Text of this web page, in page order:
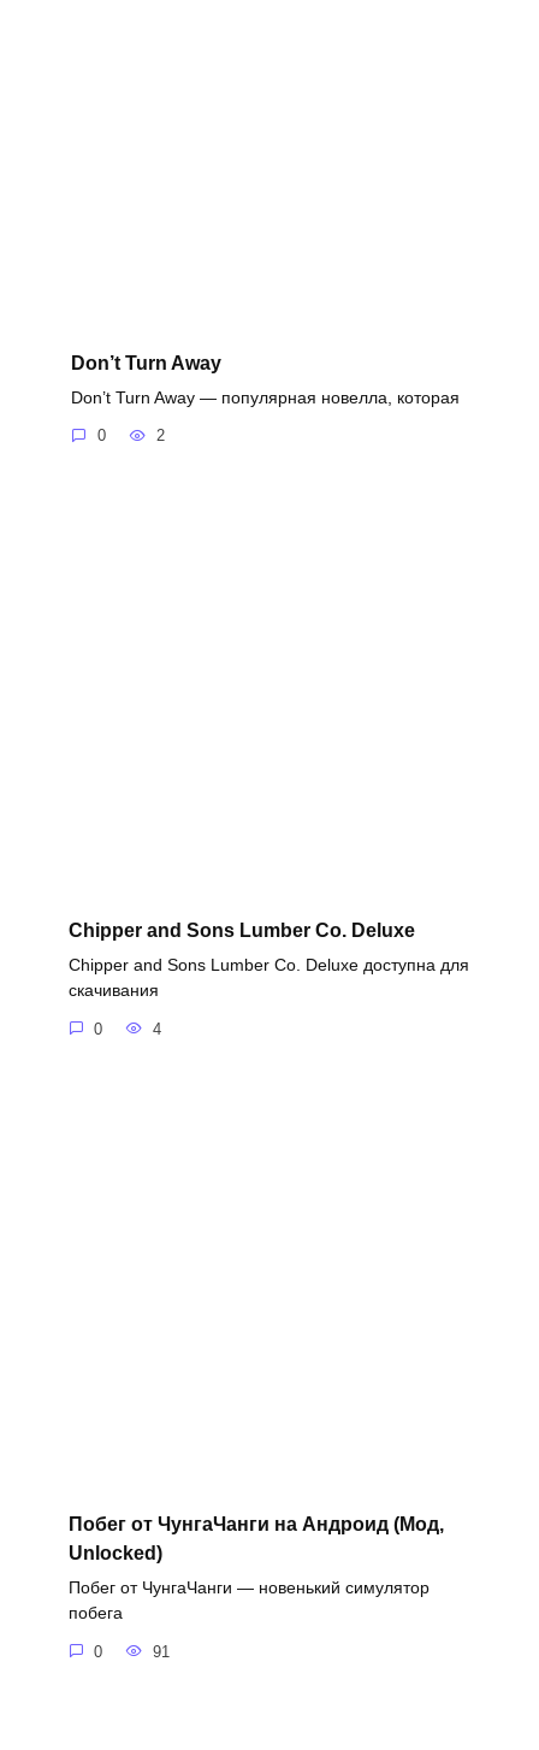
Don’t Turn Away
Don’t Turn Away — популярная новелла, которая
0 2
Chipper and Sons Lumber Co. Deluxe
Chipper and Sons Lumber Co. Deluxe доступна для
скачивания
0 4
Побег от ЧунгаЧанги на Андроид (Мод,
Unlocked)
Побег от ЧунгаЧанги — новенький симулятор
побега
0 91